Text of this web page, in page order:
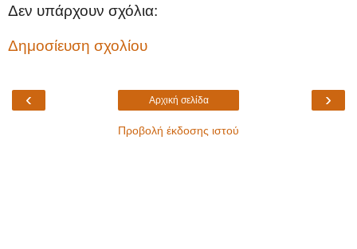
Δεν υπάρχουν σχόλια:
Δημοσίευση σχολίου
‹ ›
Αρχική σελίδα
Προβολή έκδοσης ιστού